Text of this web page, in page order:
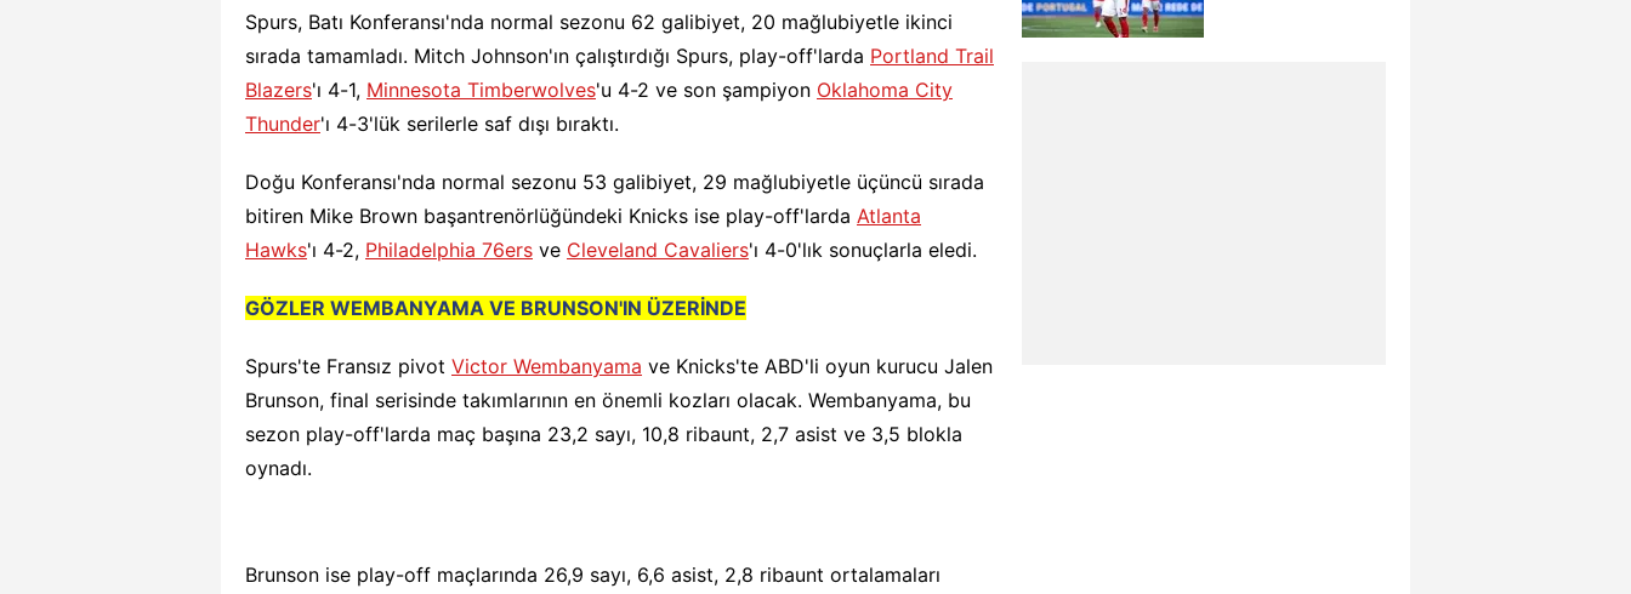
Spurs, Batı Konferansı'nda normal sezonu 62 galibiyet, 20 mağlubiyetle ikinci
sırada tamamladı. Mitch Johnson'ın çalıştırdığı Spurs, play-off'larda Portland Trail
Blazers'ı 4-1, Minnesota Timberwolves'u 4-2 ve son şampiyon Oklahoma City
Thunder'ı 4-3'lük serilerle saf dışı bıraktı.
Doğu Konferansı'nda normal sezonu 53 galibiyet, 29 mağlubiyetle üçüncü sırada
bitiren Mike Brown başantrenörlüğündeki Knicks ise play-off'larda Atlanta
Hawks'ı 4-2, Philadelphia 76ers ve Cleveland Cavaliers'ı 4-0'lık sonuçlarla eledi.
GÖZLER WEMBANYAMA VE BRUNSON'IN ÜZERİNDE
Spurs'te Fransız pivot Victor Wembanyama ve Knicks'te ABD'li oyun kurucu Jalen
Brunson, final serisinde takımlarının en önemli kozları olacak. Wembanyama, bu
sezon play-off'larda maç başına 23,2 sayı, 10,8 ribaunt, 2,7 asist ve 3,5 blokla
oynadı.
Brunson ise play-off maçlarında 26,9 sayı, 6,6 asist, 2,8 ribaunt ortalamaları